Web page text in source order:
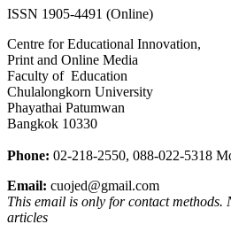
ISSN 1905-4491 (Online)
Centre for Educational Innovation,
Print and Online Media
Faculty of Education
Chulalongkorn University
Phayathai Patumwan
Bangkok 10330
Phone: 02-218-2550, 088-022-5318
Email: cuojed@gmail.com
This email is only for contact methods.
articles